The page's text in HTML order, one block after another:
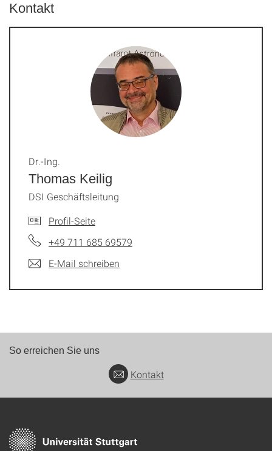
Kontakt
Thomas Keilig
Dr.-Ing.
DSI Geschäftsleitung
Profil-Seite
+49 711 685 69579
E-Mail schreiben
So erreichen Sie uns
Kontakt